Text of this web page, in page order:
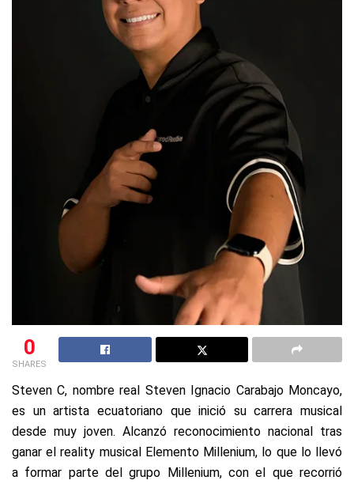
0
SHARES
Steven C, nombre real Steven Ignacio Carabajo Moncayo,
es un artista ecuatoriano que inició su carrera musical
desde muy joven. Alcanzó reconocimiento nacional tras
ganar el reality musical Elemento Millenium, lo que lo llevó
a formar parte del grupo Millenium, con el que recorrió